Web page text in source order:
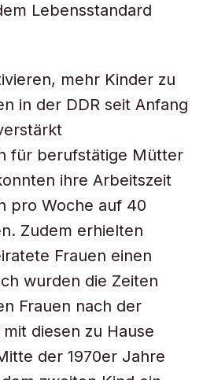
Lebensstandard
mehr Kinder zu
in der DDR seit Anfang
für berufstätige Mütter
ihre Arbeitszeit
pro Woche auf 40
Zudem erhielten
Frauen einen
wurden die Zeiten
Frauen nach der
diesen zu Hause
der 1970er Jahre